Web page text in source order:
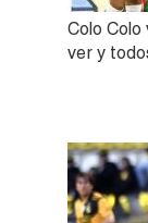
Colo Colo
ver y